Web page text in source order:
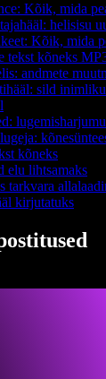
Kõik, mida
helisisu
Kõik, mida
tekst kõneks
andmete
sild
kõneks
elu lihtsamaks
tarkvara
kirjutatuks